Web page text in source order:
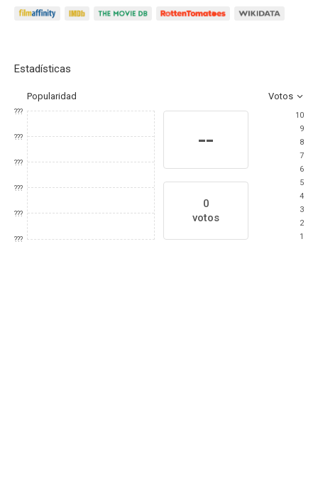
Estadísticas
Popularidad Votos
???
???
???
???
???
???
--
0
votos
10
9
8
7
6
5
4
3
2
1